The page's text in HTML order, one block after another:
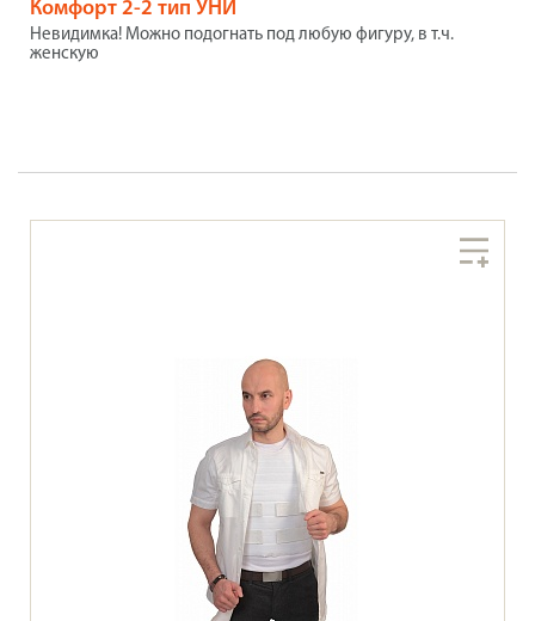
Комфорт 2-2 тип УНИ
Невидимка! Можно подогнать под любую фигуру, в т.ч.
женскую